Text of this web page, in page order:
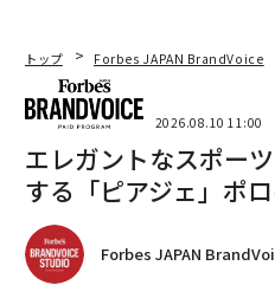
トップ Forbes JAPAN BrandVoice
2026.08.10 11:00
エレガントなスポー
する「ピアジェ」ポ
Forbes JAPAN